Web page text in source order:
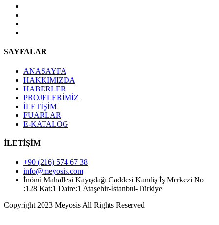
SAYFALAR
ANASAYFA
HAKKIMIZDA
HABERLER
PROJELERİMİZ
İLETİŞİM
FUARLAR
E-KATALOG
İLETİŞİM
+90 (216) 574 67 38
info@meyosis.com
İnönü Mahallesi Kayışdağı Caddesi Kandiş İş Merkezi No
:128 Kat:1 Daire:1 Ataşehir-İstanbul-Türkiye
Copyright 2023 Meyosis All Rights Reserved